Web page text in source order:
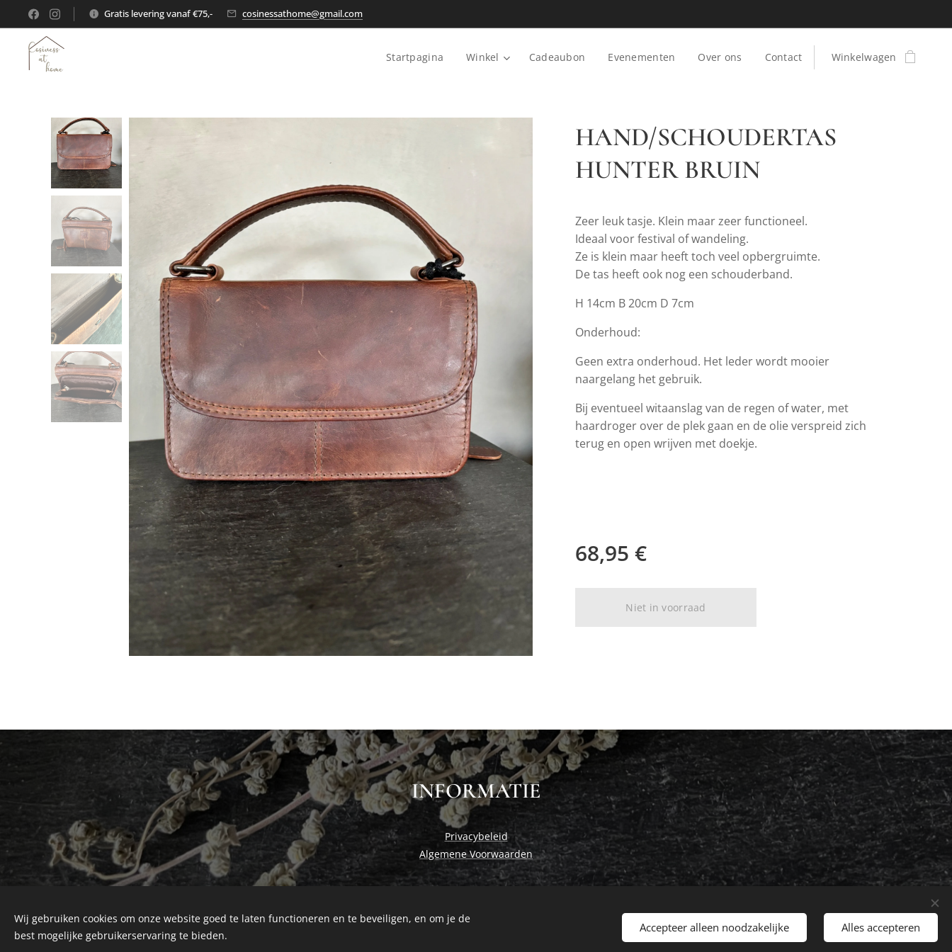
Gratis levering vanaf €75,- cosinessathome@gmail.com
Startpagina Winkel Cadeaubon Evenementen Over ons Contact Winkelwagen
HAND/SCHOUDERTAS
HUNTER BRUIN
Zeer leuk tasje. Klein maar zeer functioneel.
Ideaal voor festival of wandeling.
Ze is klein maar heeft toch veel opbergruimte.
De tas heeft ook nog een schouderband.
H 14cm B 20cm D 7cm
Onderhoud:
Geen extra onderhoud. Het leder wordt mooier
naargelang het gebruik.
Bij eventueel witaanslag van de regen of water, met
haardroger over de plek gaan en de olie verspreid zich
terug en open wrijven met doekje.
68,95 €
Niet in voorraad
INFORMATIE
Privacybeleid
Algemene Voorwaarden
Wij gebruiken cookies om onze website goed te laten functioneren en te beveiligen, en om je de
best mogelijke gebruikerservaring te bieden.
Accepteer alleen noodzakelijke Alles accepteren